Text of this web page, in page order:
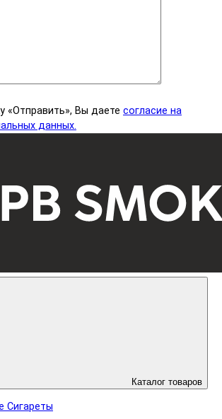
«Отправить», Вы даете согласие на
данных.
Каталог товаров
Сигареты